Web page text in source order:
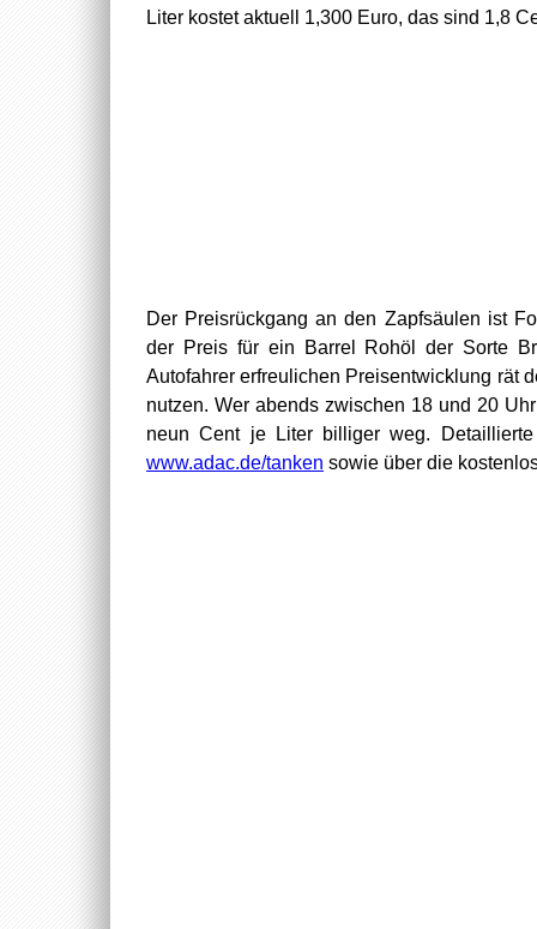
Liter kostet aktuell 1,300 Euro, das sind 1,8
Der Preisrückgang an den Zapfsäulen ist
der Preis für ein Barrel Rohöl der Sorte
Autofahrer erfreulichen Preisentwicklung rät
nutzen. Wer abends zwischen 18 und 20
neun Cent je Liter billiger weg.
www.adac.de/tanken sowie über die